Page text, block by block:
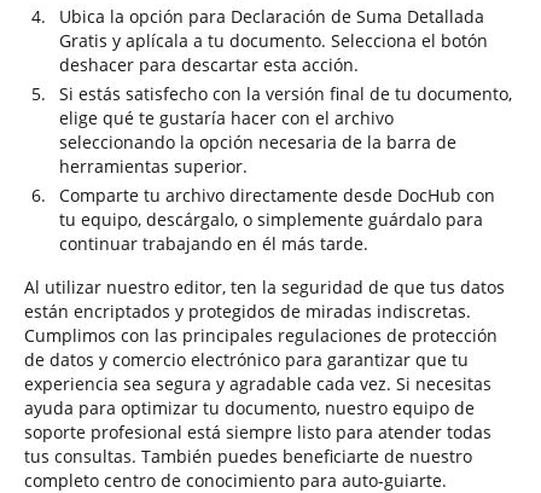
Ubica la opción para Declaración de Suma Detallada
Gratis y aplícala a tu documento. Selecciona el botón
deshacer para descartar esta acción.
Si estás satisfecho con la versión final de tu documento,
elige qué te gustaría hacer con el archivo
seleccionando la opción necesaria de la barra de
herramientas superior.
Comparte tu archivo directamente desde DocHub con
tu equipo, descárgalo, o simplemente guárdalo para
continuar trabajando en él más tarde.
Al utilizar nuestro editor, ten la seguridad de que tus datos
están encriptados y protegidos de miradas indiscretas.
Cumplimos con las principales regulaciones de protección
de datos y comercio electrónico para garantizar que tu
experiencia sea segura y agradable cada vez. Si necesitas
ayuda para optimizar tu documento, nuestro equipo de
soporte profesional está siempre listo para atender todas
tus consultas. También puedes beneficiarte de nuestro
completo centro de conocimiento para auto-guiarte.